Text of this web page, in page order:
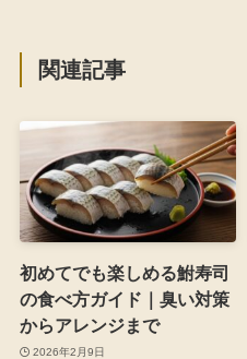
関連記事
初めてでも楽しめる鮒寿司
の食べ方ガイド｜臭い対策
からアレンジまで
2026年2月9日